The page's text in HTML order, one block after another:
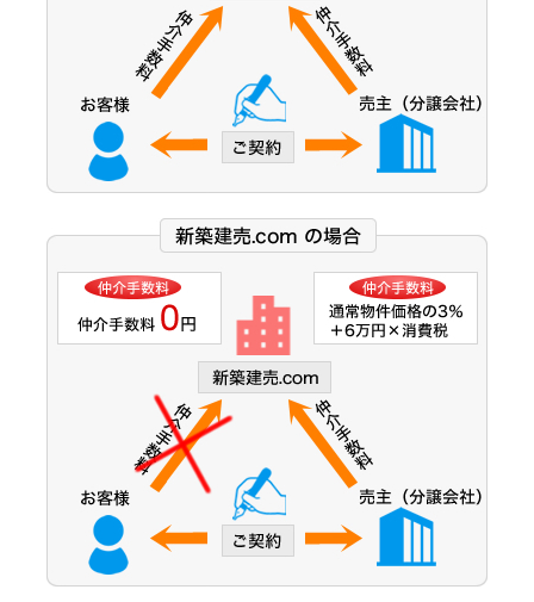
大阪市営谷町線
大阪市営中央線
大阪モノレール線
大阪モノレール彩都線
大阪市営今里筋線